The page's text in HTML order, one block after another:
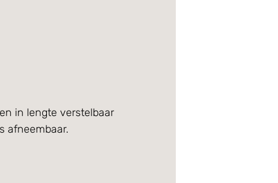
in lengte verstelbaar
afneembaar.